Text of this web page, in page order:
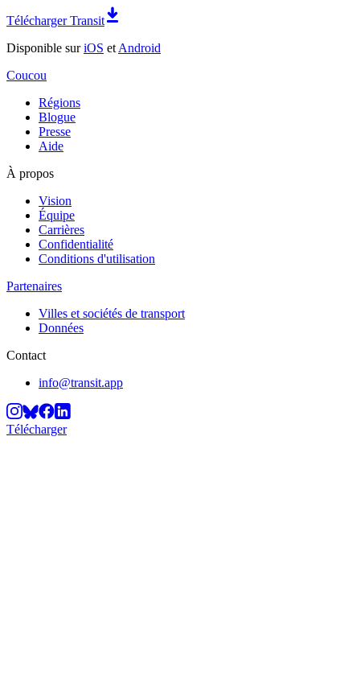
Télécharger Transit
Disponible suriOS et Android
Coucou
Régions
Blogue
Presse
Aide
À propos
Vision
Équipe
Carrières
Confidentialité
Conditions d'utilisation
Partenaires
Villes et sociétés de transport
Données
Contact
info@transit.app
Télécharger